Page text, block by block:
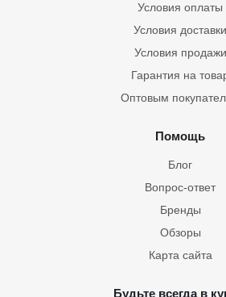
Условия оплаты
Условия доставки
Условия продажи
Гарантия на
Оптовым
Помощь
Блог
Вопрос-ответ
Бренды
Обзоры
Карта сайта
Будьте всегда в